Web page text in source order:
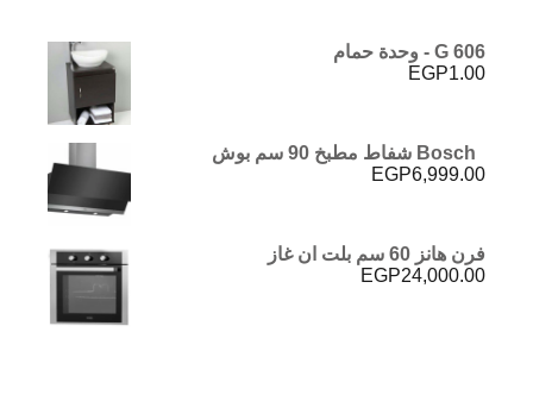
G 606 - وحدة حمام
EGP1.00
EGP6,999.00
فرن هانز 60 سم بلت ان غاز
EGP24,000.00